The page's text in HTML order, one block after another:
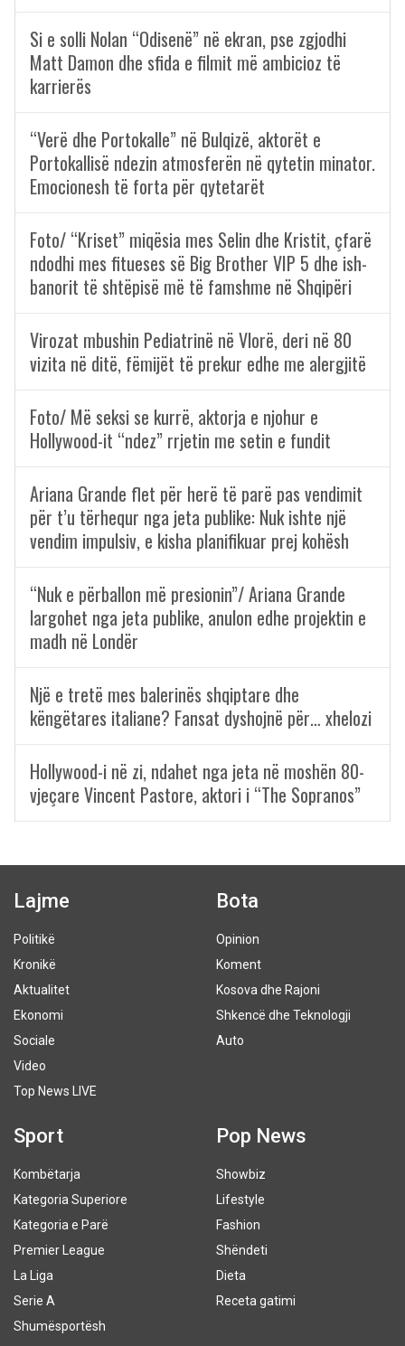
Si e solli Nolan “Odisenë” në ekran, pse zgjodhi
Matt Damon dhe sfida e filmit më ambicioz të
karrierës
“Verë dhe Portokalle” në Bulqizë, aktorët e
Portokallisë ndezin atmosferën në qytetin minator.
Emocionesh të forta për qytetarët
Foto/ “Kriset” miqësia mes Selin dhe Kristit, çfarë
ndodhi mes fitueses së Big Brother VIP 5 dhe ish-
banorit të shtëpisë më të famshme në Shqipëri
Virozat mbushin Pediatrinë në Vlorë, deri në 80
vizita në ditë, fëmijët të prekur edhe me alergjitë
Foto/ Më seksi se kurrë, aktorja e njohur e
Hollywood-it “ndez” rrjetin me setin e fundit
Ariana Grande flet për herë të parë pas vendimit
për t’u tërhequr nga jeta publike: Nuk ishte një
vendim impulsiv, e kisha planifikuar prej kohësh
“Nuk e përballon më presionin”/ Ariana Grande
largohet nga jeta publike, anulon edhe projektin e
madh në Londër
Një e tretë mes balerinës shqiptare dhe
këngëtares italiane? Fansat dyshojnë për… xhelozi
Hollywood-i në zi, ndahet nga jeta në moshën 80-
vjeçare Vincent Pastore, aktori i “The Sopranos”
Lajme
Politikë
Kronikë
Aktualitet
Ekonomi
Sociale
Video
Top News LIVE
Bota
Opinion
Koment
Kosova dhe Rajoni
Shkencë dhe Teknologji
Auto
Sport
Kombëtarja
Kategoria Superiore
Kategoria e Parë
Premier League
La Liga
Serie A
Shumësportësh
Pop News
Showbiz
Lifestyle
Fashion
Shëndeti
Dieta
Receta gatimi